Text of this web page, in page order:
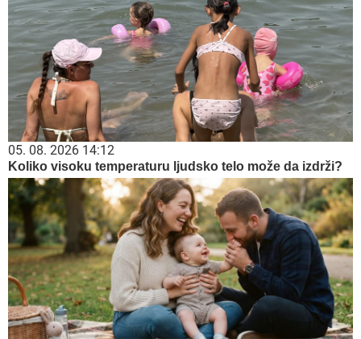
05. 08. 2026 14:12
Koliko visoku temperaturu ljudsko telo može da izdrži?